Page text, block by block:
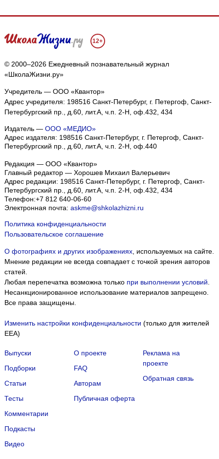
12+
© 2000–2026 Ежедневный познавательный журнал
«ШколаЖизни.ру»
Учредитель — ООО «Квантор»
Адрес учредителя: 198516 Санкт-Петербург, г. Петергоф, Санкт-
Петербургский пр., д.60, лит.А, ч.п. 2-Н, оф.432, 434
Издатель — ООО «МЕДИО»
Адрес издателя: 198516 Санкт-Петербург, г. Петергоф, Санкт-
Петербургский пр., д.60, лит.А, ч.п. 2-Н, оф.440
Редакция — ООО «Квантор»
Главный редактор — Хорошев Михаил Валерьевич
Адрес редакции: 198516 Санкт-Петербург, г. Петергоф, Санкт-
Петербургский пр., д.60, лит.А, ч.п. 2-Н, оф.432, 434
Телефон:+7 812 640-06-60
Электронная почта: askme@shkolazhizni.ru
Политика конфиденциальности
Пользовательское соглашение
О фотографиях и других изображениях, используемых на сайте.
Мнение редакции не всегда совпадает с точкой зрения авторов
статей.
Любая перепечатка возможна только при выполнении условий.
Несанкционированное использование материалов запрещено.
Все права защищены.
Изменить настройки конфиденциальности (только для жителей
EEA)
Выпуски
Подборки
Статьи
Тесты
Комментарии
Подкасты
Видео
О проекте
FAQ
Авторам
Публичная оферта
Реклама на
проекте
Обратная связь